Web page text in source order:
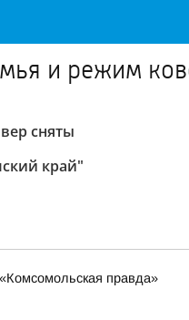
и режим
сняты
край"
правда»